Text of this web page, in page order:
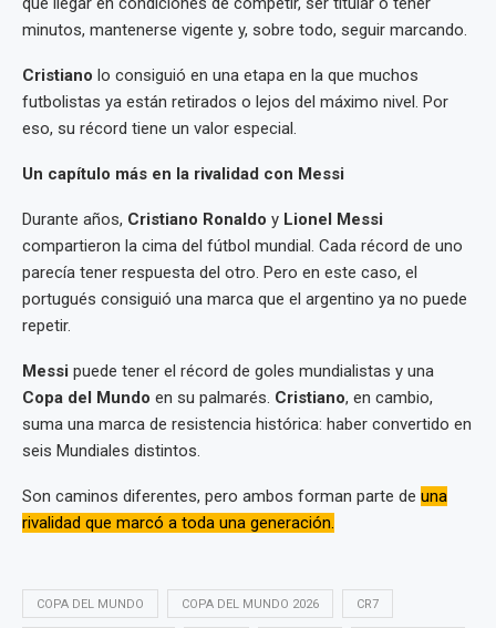
minutos, mantenerse vigente y, sobre todo, seguir marcando.
Cristiano lo consiguió en una etapa en la que muchos
futbolistas ya están retirados o lejos del máximo nivel. Por
eso, su récord tiene un valor especial.
Un capítulo más en la rivalidad con Messi
Durante años, Cristiano Ronaldo y Lionel Messi
compartieron la cima del fútbol mundial. Cada récord de uno
parecía tener respuesta del otro. Pero en este caso, el
portugués consiguió una marca que el argentino ya no puede
repetir.
Messi puede tener el récord de goles mundialistas y una
Copa del Mundo en su palmarés. Cristiano, en cambio,
suma una marca de resistencia histórica: haber convertido en
seis Mundiales distintos.
Son caminos diferentes, pero ambos forman parte de una
rivalidad que marcó a toda una generación.
COPA DEL MUNDO COPA DEL MUNDO 2026 CR7